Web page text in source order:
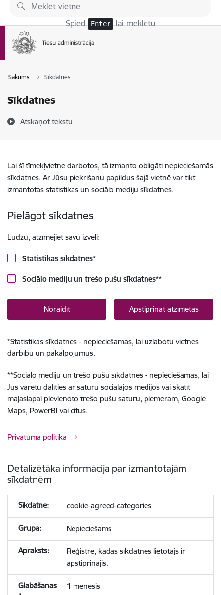
Pāriet uz lapas saturu
Spied Enter lai meklētu
Sākums Sīkdatnes
Sīkdatnes
Atskaņot tekstu
Lai šī tīmekļvietne darbotos, tā izmanto obligāti nepieciešamās
sīkdatnes. Ar Jūsu piekrišanu papildus šajā vietnē var tikt
izmantotas statistikas un sociālo mediju sīkdatnes.
Pielāgot sīkdatnes
Lūdzu, atzīmējiet savu izvēli:
Statistikas sīkdatnes*
Sociālo mediju un trešo pušu sīkdatnes**
Noraidīt Apstiprināt atzīmētās
*Statistikas sīkdatnes - nepieciešamas, lai uzlabotu vietnes
darbību un pakalpojumus.
**Sociālo mediju un trešo pušu sīkdatnes - nepieciešamas, lai
Jūs varētu dalīties ar saturu sociālajos medijos vai skatīt
mājaslapai pievienoto trešo pušu saturu, piemēram, Google
Maps, PowerBI vai citus.
Privātuma politika
Detalizētāka informācija par izmantotajām
sīkdatnēm
cookie-agreed-categories
Nepieciešams
Reģistrē, kādas sīkdatnes lietotājs ir
apstiprinājis.
1 mēnesis